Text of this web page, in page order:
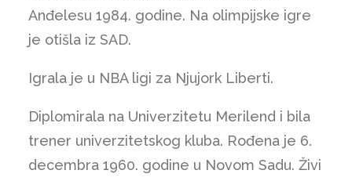
Anđelesu 1984. godine. Na olimpijske igre
je otišla iz SAD.
Igrala je u NBA ligi za Njujork Liberti.
Diplomirala na Univerzitetu Merilend i bila
trener univerzitetskog kluba. Rođena je 6.
decembra 1960. godine u Novom Sadu. Živi